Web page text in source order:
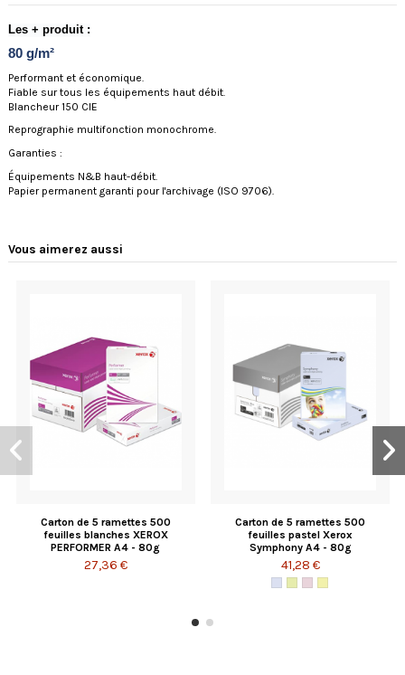
Les + produit :
80 g/m²
Performant et économique.
Fiable sur tous les équipements haut débit.
Blancheur 150 CIE
Reprographie multifonction monochrome.
Garanties :
Équipements N&B haut-débit.
Papier permanent garanti pour l'archivage (ISO 9706).
Vous aimerez aussi
Carton de 5 ramettes 500
feuilles blanches XEROX
PERFORMER A4 - 80g
27,36 €
Carton de 5 ramettes 500
feuilles pastel Xerox
Symphony A4 - 80g
41,28 €